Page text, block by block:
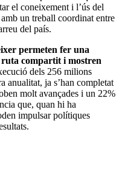
el coneixement i l’ús del
un treball coordinat entre
del país.
permeten fer una
compartit i mostren
dels 256 milions
anualitat, ja s’han completat
molt avançades i un 22%
que, quan hi ha
impulsar polítiques